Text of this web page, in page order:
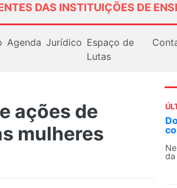
DAS INSTITUIÇÕES DE
Agenda Jurídico Espaço de
Lutas
ações de
mulheres
novamente as atividades
de Milei na Argentina
O